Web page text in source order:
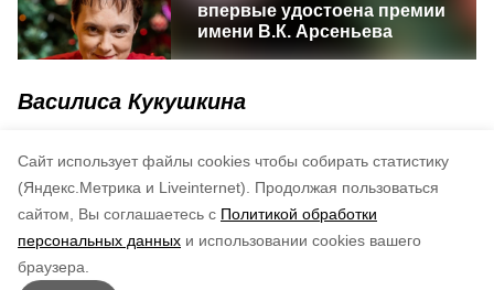
Cайт использует файлы cookies чтобы собирать статистику
(Яндекс.Метрика и Liveinternet).
Продолжая пользоваться
сайтом, Вы соглашаетесь с Политикой обработки
персональных данных и использовании cookies вашего
браузера.
впервые удостоена премии
имени В.К. Арсеньева
Василиса Кукушкина
творчество книги проект история
по оценке
5